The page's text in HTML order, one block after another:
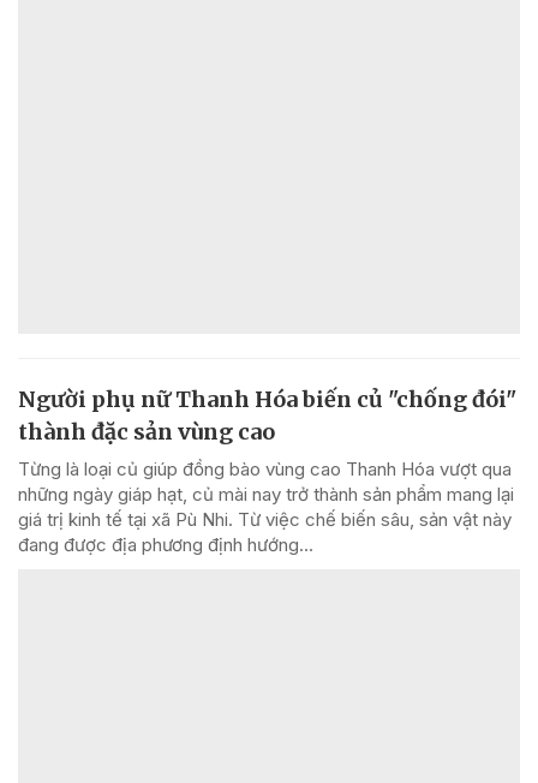
Người phụ nữ Thanh Hóa biến củ "chống đói"
thành đặc sản vùng cao
Từng là loại củ giúp đồng bào vùng cao Thanh Hóa vượt qua
những ngày giáp hạt, củ mài nay trở thành sản phẩm mang lại
giá trị kinh tế tại xã Pù Nhi. Từ việc chế biến sâu, sản vật này
đang được địa phương định hướng...